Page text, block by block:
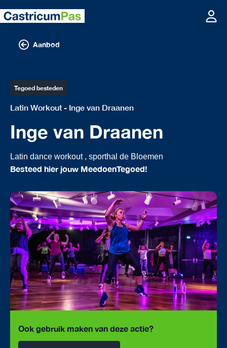
Aanbod
Tegoed besteden
Latin Workout - Inge van Draanen
Inge van Draanen
Latin dance workout , sporthal de Bloemen
Besteed hier jouw MeedoenTegoed!
Ook gebruik maken van deze actie?